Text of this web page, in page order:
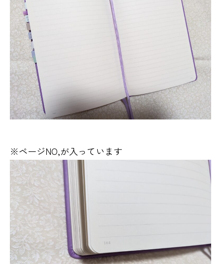
※ページNO,が入っています